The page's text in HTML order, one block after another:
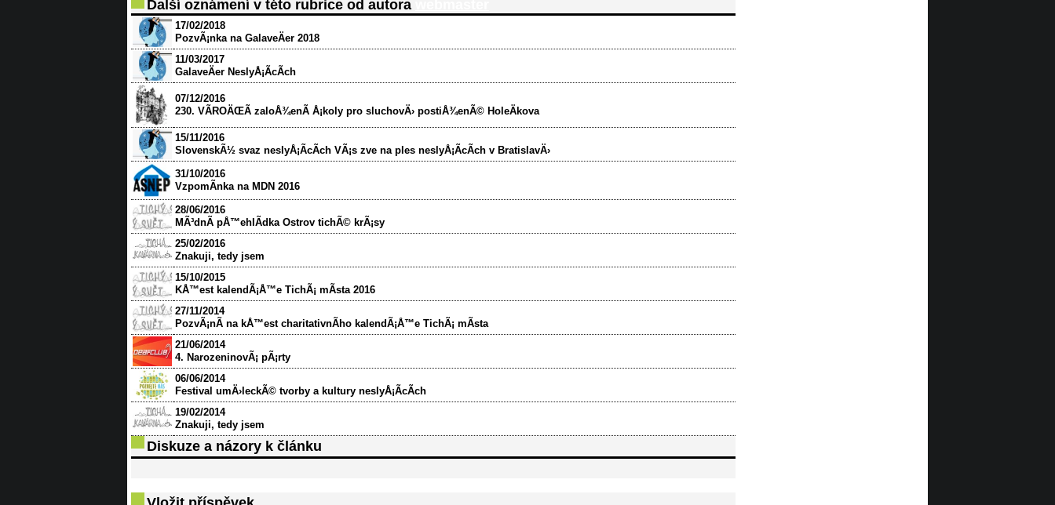
Další oznámení v této rubrice od autora
17/02/2018
PozvÃ¡nka na GalaveÄer 2018
11/03/2017
GalaveÄer NeslyÅ¡Ã­cÃ­ch
07/12/2016
230. VÃROÄŒÃ zaloÅ¾enÃ­ Å¡koly pro sluchovÄ› postiÅ¾enÃ© HoleÄkova
15/11/2016
SlovenskÃ½ svaz neslyÅ¡Ã­cÃ­ch VÃ¡s zve na ples neslyÅ¡Ã­cÃ­ch v BratislavÄ›
31/10/2016
VzpomÃ­nka na MDN 2016
28/06/2016
MÃ³dnÃ­ pÅ™ehlÃ­dka Ostrov tichÃ© krÃ¡sy
25/02/2016
Znakuji, tedy jsem
15/10/2015
KÅ™est kalendÃ¡Å™e TichÃ¡ mÃ­sta 2016
27/11/2014
PozvÃ¡nÃ­ na kÅ™est charitativnÃ­ho kalendÃ¡Å™e TichÃ¡ mÃ­sta
21/06/2014
4. NarozeninovÃ¡ pÃ¡rty
06/06/2014
Festival umÄ›leckÃ© tvorby a kultury neslyÅ¡Ã­cÃ­ch
19/02/2014
Znakuji, tedy jsem
Diskuze a názory k článku